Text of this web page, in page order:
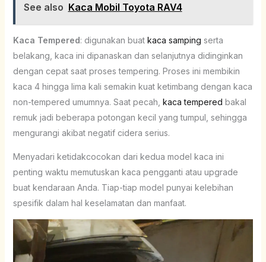
See also Kaca Mobil Toyota RAV4
Kaca Tempered: digunakan buat kaca samping serta
belakang, kaca ini dipanaskan dan selanjutnya didinginkan
dengan cepat saat proses tempering. Proses ini membikin
kaca 4 hingga lima kali semakin kuat ketimbang dengan kaca
non-tempered umumnya. Saat pecah, kaca tempered bakal
remuk jadi beberapa potongan kecil yang tumpul, sehingga
mengurangi akibat negatif cidera serius.
Menyadari ketidakcocokan dari kedua model kaca ini
penting waktu memutuskan kaca pengganti atau upgrade
buat kendaraan Anda. Tiap-tiap model punyai kelebihan
spesifik dalam hal keselamatan dan manfaat.